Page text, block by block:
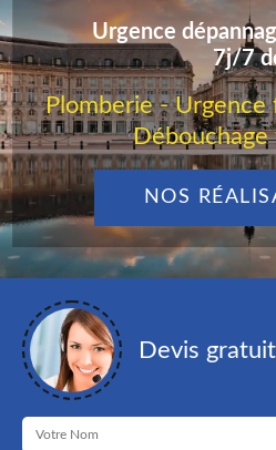
Urgence
7j/7
Plomberie -
Débouchage
NOS
Devis gratuit